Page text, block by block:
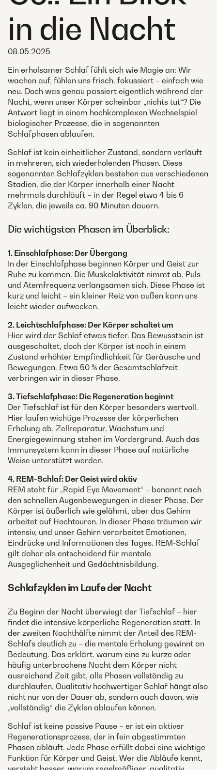
in die Nacht
08.05.2025
Ein erholsamer Schlaf fühlt sich wie Magie an: Wir
wachen auf, fühlen uns frisch, fokussiert – einfach wie
neu. Doch was genau passiert eigentlich während der
Nacht, wenn unser Körper scheinbar „nichts tut“? Die
Antwort liegt in einem hochkomplexen Wechselspiel
biologischer Prozesse, die in sogenannten
Schlafphasen ablaufen.
Schlaf ist kein einheitlicher Zustand, sondern verläuft
in mehreren, sich wiederholenden Phasen. Diese
sogenannten Schlafzyklen bestehen aus verschiedenen
Stadien, die der Körper innerhalb einer Nacht
mehrmals durchläuft – in der Regel etwa 4 bis 6
Zyklen, die jeweils ca. 90 Minuten dauern.
Die wichtigsten Phasen im Überblick:
1. Einschlafphase: Der Übergang
In der Einschlafphase beginnen Körper und Geist zur
Ruhe zu kommen. Die Muskelaktivität nimmt ab, Puls
und Atemfrequenz verlangsamen sich. Diese Phase ist
kurz und leicht – ein kleiner Reiz von außen kann uns
leicht wieder aufwecken.
2. Leichtschlafphase: Der Körper schaltet um
Hier wird der Schlaf etwas tiefer. Das Bewusstsein ist
ausgeschaltet, doch der Körper ist noch in einem
Zustand erhöhter Empfindlichkeit für Geräusche und
Bewegungen. Etwa 50 % der Gesamtschlafzeit
verbringen wir in dieser Phase.
3. Tiefschlafphase: Die Regeneration beginnt
Der Tiefschlaf ist für den Körper besonders wertvoll.
Hier laufen wichtige Prozesse der körperlichen
Erholung ab. Zellreparatur, Wachstum und
Energiegewinnung stehen im Vordergrund. Auch das
Immunsystem kann in dieser Phase auf natürliche
Weise unterstützt werden.
4. REM-Schlaf: Der Geist wird aktiv
REM steht für „Rapid Eye Movement“ – benannt nach
den schnellen Augenbewegungen in dieser Phase. Der
Körper ist äußerlich wie gelähmt, aber das Gehirn
arbeitet auf Hochtouren. In dieser Phase träumen wir
intensiv, und unser Gehirn verarbeitet Emotionen,
Eindrücke und Informationen des Tages. REM-Schlaf
gilt daher als entscheidend für mentale
Ausgeglichenheit und Gedächtnisbildung.
Schlafzyklen im Laufe der Nacht
Zu Beginn der Nacht überwiegt der Tiefschlaf – hier
findet die intensive körperliche Regeneration statt. In
der zweiten Nachthälfte nimmt der Anteil des REM-
Schlafs deutlich zu – die mentale Erholung gewinnt an
Bedeutung. Das erklärt, warum eine zu kurze oder
häufig unterbrochene Nacht dem Körper nicht
ausreichend Zeit gibt, alle Phasen vollständig zu
durchlaufen. Qualitativ hochwertiger Schlaf hängt also
nicht nur von der Dauer ab, sondern auch davon, wie
„vollständig“ die Zyklen ablaufen können.
Schlaf ist keine passive Pause – er ist ein aktiver
Regenerationsprozess, der in fein abgestimmten
Phasen abläuft. Jede Phase erfüllt dabei eine wichtige
Funktion für Körper und Geist. Wer die Abläufe kennt,